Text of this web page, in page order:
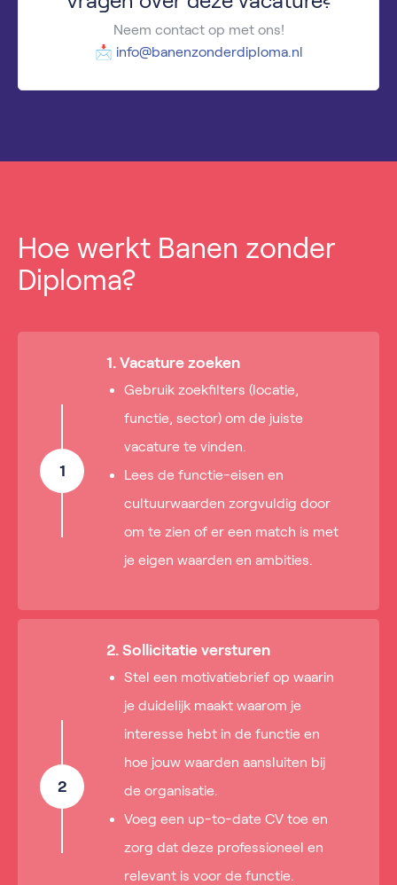
Neem contact op met ons!
📩 info@banenzonderdiploma.nl
Hoe werkt Banen zonder
Diploma?
1
1. Vacature zoeken
Gebruik zoekfilters (locatie,
functie, sector) om de juiste
vacature te vinden.
Lees de functie-eisen en
cultuurwaarden zorgvuldig door
om te zien of er een match is met
je eigen waarden en ambities.
2
2. Sollicitatie versturen
Stel een motivatiebrief op waarin
je duidelijk maakt waarom je
interesse hebt in de functie en
hoe jouw waarden aansluiten bij
de organisatie.
Voeg een up-to-date CV toe en
zorg dat deze professioneel en
relevant is voor de functie.